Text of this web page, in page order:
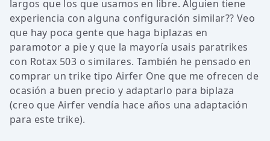
largos que los que usamos en libre. Alguien tiene
experiencia con alguna configuración similar?? Veo
que hay poca gente que haga biplazas en
paramotor a pie y que la mayoría usais paratrikes
con Rotax 503 o similares. También he pensado en
comprar un trike tipo Airfer One que me ofrecen de
ocasión a buen precio y adaptarlo para biplaza
(creo que Airfer vendía hace años una adaptación
para este trike).